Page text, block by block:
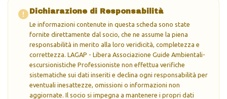
Dichiarazione di Responsabilità
Le informazioni contenute in questa scheda sono state
fornite direttamente dal socio, che ne assume la piena
responsabilità in merito alla loro veridicità, completezza e
correttezza. LAGAP - Libera Associazione Guide Ambientali-
escursionistiche Professioniste non effettua verifiche
sistematiche sui dati inseriti e declina ogni responsabilità per
eventuali inesattezze, omissioni o informazioni non
aggiornate. Il socio si impegna a mantenere i propri dati